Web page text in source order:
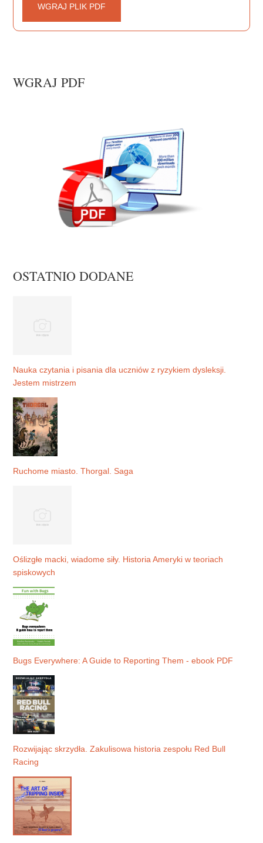
WGRAJ PLIK PDF
WGRAJ PDF
OSTATNIO DODANE
Nauka czytania i pisania dla uczniów z ryzykiem dysleksji.
Jestem mistrzem
Ruchome miasto. Thorgal. Saga
Oślizgłe macki, wiadome siły. Historia Ameryki w teoriach
spiskowych
Bugs Everywhere: A Guide to Reporting Them - ebook PDF
Rozwijając skrzydła. Zakulisowa historia zespołu Red Bull
Racing